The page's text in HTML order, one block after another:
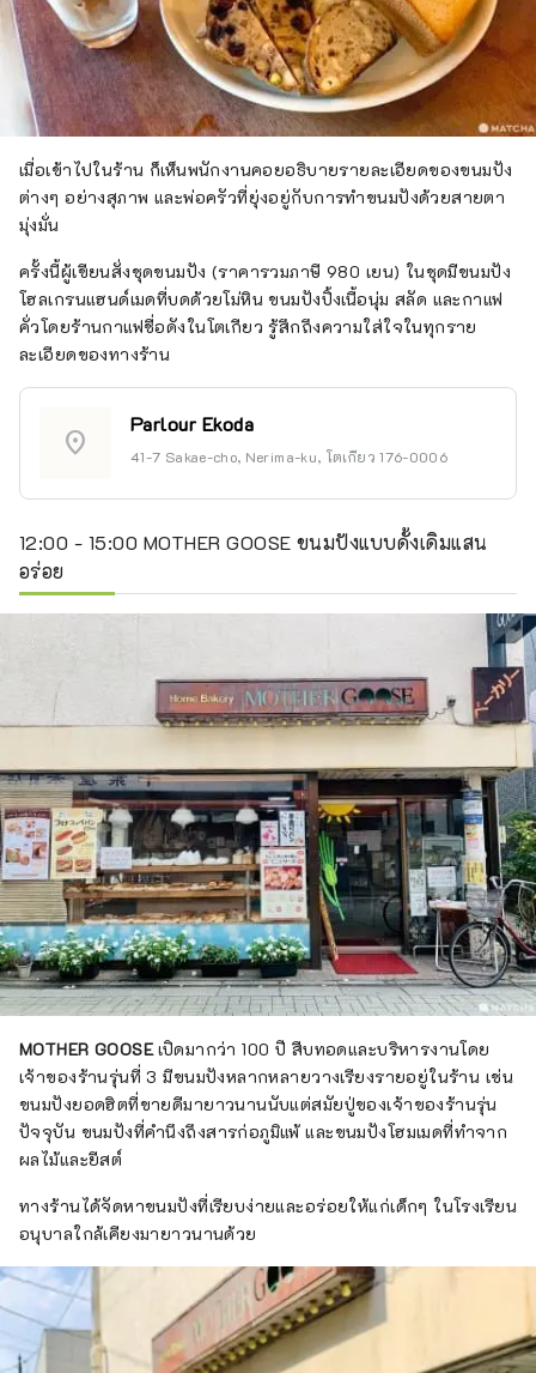
เมื่อเข้าไปในร้าน ก็เห็นพนักงานคอยอธิบายรายละเอียดของขนมปัง
ต่างๆ อย่างสุภาพ และพ่อครัวที่ยุ่งอยู่กับการทำขนมปังด้วยสายตา
มุ่งมั่น
ครั้งนี้ผู้เขียนสั่งชุดขนมปัง (ราคารวมภาษี 980 เยน) ในชุดมีขนมปัง
โฮลเกรนแฮนด์เมดที่บดด้วยโม่หิน ขนมปังปิ้งเนื้อนุ่ม สลัด และกาแฟ
คั่วโดยร้านกาแฟชื่อดังในโตเกียว รู้สึกถึงความใส่ใจในทุกราย
ละเอียดของทางร้าน
location_on
Parlour Ekoda
41-7 Sakae-cho, Nerima-ku, โตเกียว 176-0006
12:00 - 15:00 MOTHER GOOSE ขนมปังแบบดั้งเดิมแสน
อร่อย
MOTHER GOOSEเปิดมากว่า 100 ปี สืบทอดและบริหารงานโดย
เจ้าของร้านรุ่นที่ 3 มีขนมปังหลากหลายวางเรียงรายอยู่ในร้าน เช่น
ขนมปังยอดฮิตที่ขายดีมายาวนานนับแต่สมัยปู่ของเจ้าของร้านรุ่น
ปัจจุบัน ขนมปังที่คำนึงถึงสารก่อภูมิแพ้ และขนมปังโฮมเมดที่ทำจาก
ผลไม้และยีสต์
ทางร้านได้จัดหาขนมปังที่เรียบง่ายและอร่อยให้แก่เด็กๆ ในโรงเรียน
อนุบาลใกล้เคียงมายาวนานด้วย